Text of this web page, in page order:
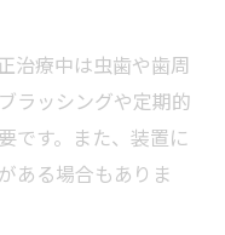
治療中は虫歯や歯周
ラッシングや定期的
です。また、装置に
ある場合もありま